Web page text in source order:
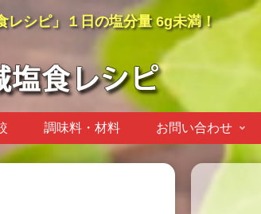
レシピ」１日の塩分量 6g未満！
調味料・材料 お問い合わせ